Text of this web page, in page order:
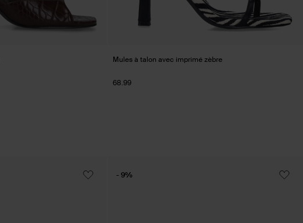
Mules à talon avec imprimé zèbre
68.99
- 9%